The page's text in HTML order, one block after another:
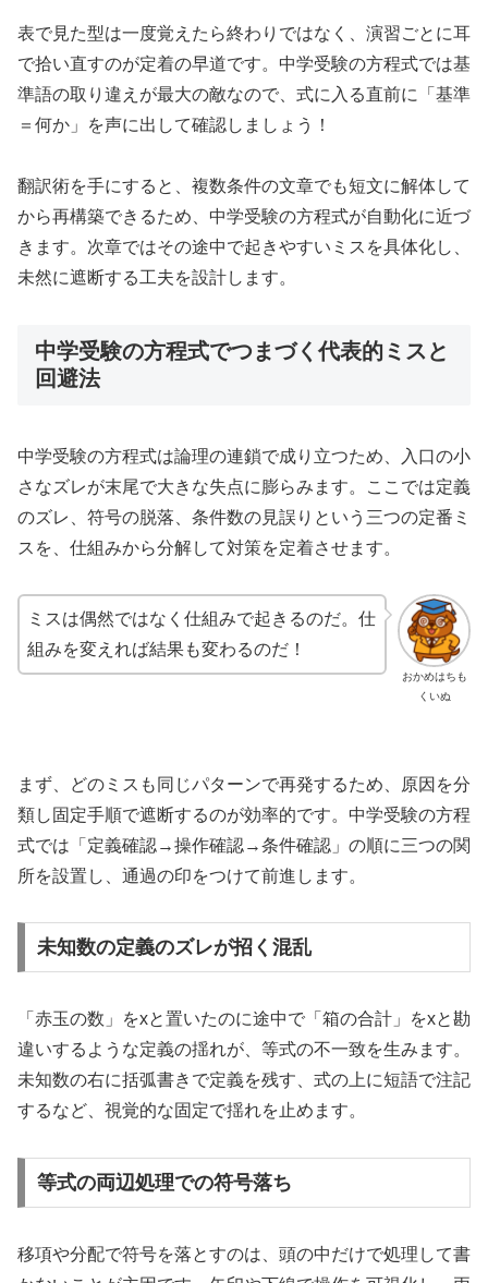
表で見た型は一度覚えたら終わりではなく、演習ごとに耳
で拾い直すのが定着の早道です。中学受験の方程式では基
準語の取り違えが最大の敵なので、式に入る直前に「基準
＝何か」を声に出して確認しましょう！
翻訳術を手にすると、複数条件の文章でも短文に解体して
から再構築できるため、中学受験の方程式が自動化に近づ
きます。次章ではその途中で起きやすいミスを具体化し、
未然に遮断する工夫を設計します。
中学受験の方程式でつまづく代表的ミスと
回避法
中学受験の方程式は論理の連鎖で成り立つため、入口の小
さなズレが末尾で大きな失点に膨らみます。ここでは定義
のズレ、符号の脱落、条件数の見誤りという三つの定番ミ
スを、仕組みから分解して対策を定着させます。
おかめはちも
くいぬ
ミスは偶然ではなく仕組みで起きるのだ。仕
組みを変えれば結果も変わるのだ！
まず、どのミスも同じパターンで再発するため、原因を分
類し固定手順で遮断するのが効率的です。中学受験の方程
式では「定義確認→操作確認→条件確認」の順に三つの関
所を設置し、通過の印をつけて前進します。
未知数の定義のズレが招く混乱
「赤玉の数」をxと置いたのに途中で「箱の合計」をxと勘
違いするような定義の揺れが、等式の不一致を生みます。
未知数の右に括弧書きで定義を残す、式の上に短語で注記
するなど、視覚的な固定で揺れを止めます。
等式の両辺処理での符号落ち
移項や分配で符号を落とすのは、頭の中だけで処理して書